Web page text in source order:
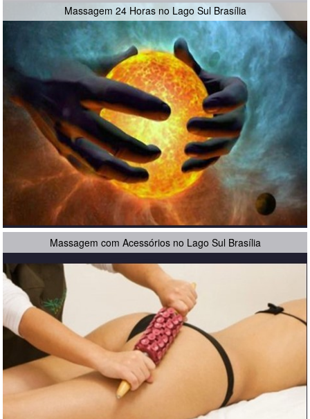
Massagem 24 Horas no Lago Sul Brasília
Massagem com Acessórios no Lago Sul Brasília